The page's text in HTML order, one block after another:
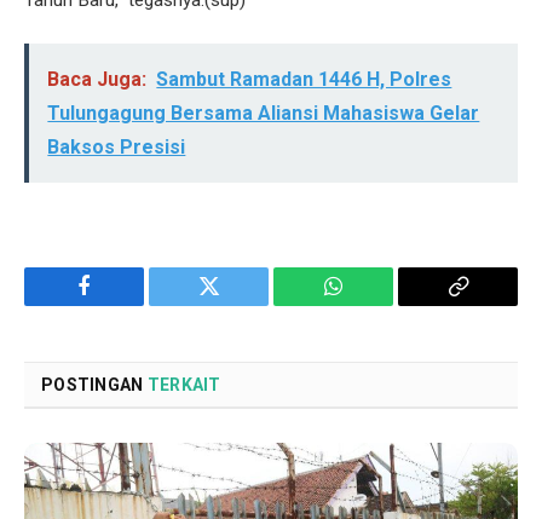
Baca Juga: Sambut Ramadan 1446 H, Polres
Tulungagung Bersama Aliansi Mahasiswa Gelar
Baksos Presisi
Facebook Twitter WhatsApp
Copy
POSTINGAN TERKAIT